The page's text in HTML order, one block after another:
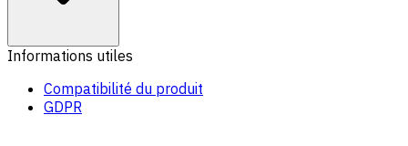
Informations utiles
Compatibilité du produit
GDPR